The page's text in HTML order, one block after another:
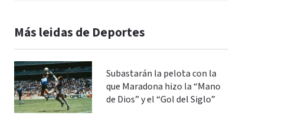
Más leidas de Deportes
Subastarán la pelota con la
que Maradona hizo la “Mano
de Dios” y el “Gol del Siglo”